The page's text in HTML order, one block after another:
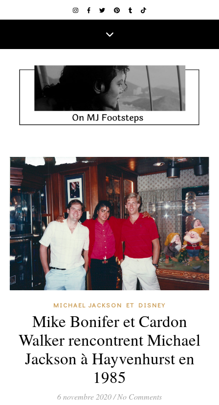
MICHAEL JACKSON ET DISNEY
Mike Bonifer et Cardon
Walker rencontrent Michael
Jackson à Hayvenhurst en
1985
6 novembre 2020/ No Comments